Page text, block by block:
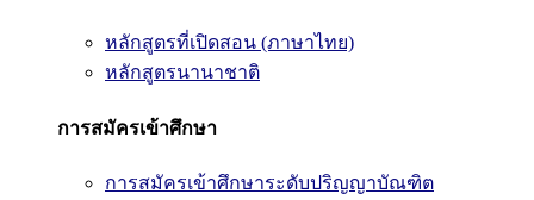
หลักสูตรที่เปิดสอน (ภาษาไทย)
หลักสูตรนานาชาติ
การสมัครเข้าศึกษา
การสมัครเข้าศึกษาระดับปริญญาบัณฑิต